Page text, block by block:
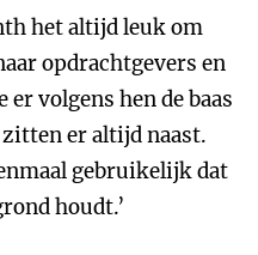
het altijd leuk om
opdrachtgevers en
volgens hen de baas
zitten er altijd naast.
gebruikelijk dat
houdt.’